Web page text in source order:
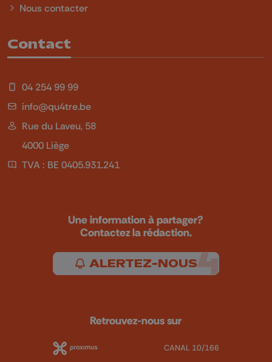
Nous contacter
Contact
04 254 99 99
info@qu4tre.be
Rue du Laveu, 58
4000 Liège
TVA : BE 0405.931.241
Une information à partager?
Contactez la rédaction.
ALERTEZ-NOUS
Retrouvez-nous sur
CANAL 10/166